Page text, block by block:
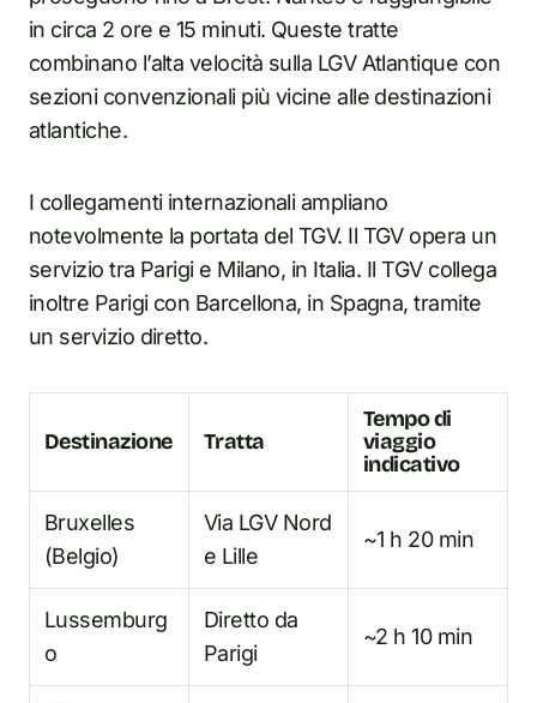
in circa 2 ore e 15 minuti. Queste tratte
combinano l’alta velocità sulla LGV Atlantique con
sezioni convenzionali più vicine alle destinazioni
atlantiche.
I collegamenti internazionali ampliano
notevolmente la portata del TGV. Il TGV opera un
servizio tra Parigi e Milano, in Italia. Il TGV collega
inoltre Parigi con Barcellona, in Spagna, tramite
un servizio diretto.
Destinazione Tratta
Tempo di
viaggio
indicativo
Bruxelles
(Belgio)
Via LGV Nord
e Lille
~1 h 20 min
Lussemburg
o
Diretto da
Parigi
~2 h 10 min